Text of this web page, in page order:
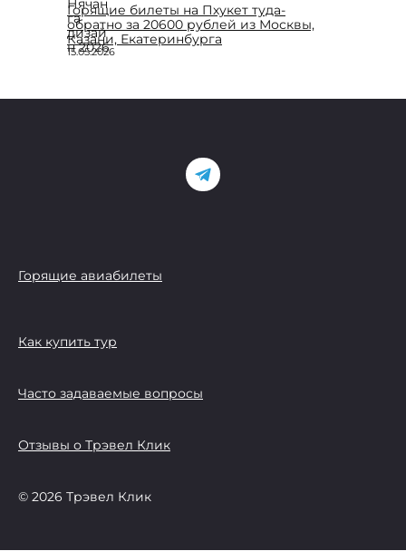
Горящие билеты на Пхукет туда-
обратно за 20600 рублей из Москвы,
Казани, Екатеринбурга
15.05.2026
Горящие авиабилеты
Как купить тур
Часто задаваемые вопросы
Отзывы о Трэвел Клик
© 2026 Трэвел Клик